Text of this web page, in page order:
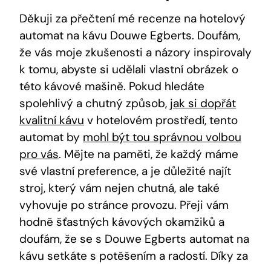
Děkuji za přečtení mé recenze na hotelový
automat na kávu Douwe Egberts. Doufám,
že vás moje zkušenosti a názory inspirovaly
k tomu, abyste si udělali vlastní obrázek o
této kávové mašině. Pokud hledáte
spolehlivý a chutný způsob, jak si dopřát
kvalitní kávu v hotelovém prostředí, tento
automat by mohl být tou správnou volbou
pro vás. Mějte na paměti, že každý máme
své vlastní preference, a je důležité najít
stroj, který vám nejen chutná, ale také
vyhovuje po stránce provozu. Přeji vám
hodně šťastných kávových okamžiků a
doufám, že se s Douwe Egberts automat na
kávu setkáte s potěšením a radostí. Díky za